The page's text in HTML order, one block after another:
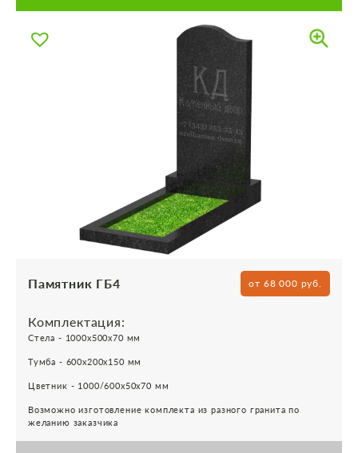
Памятник ГБ4 от 68 000 руб.
Комплектация:
Стела - 1000х500х70 мм
Тумба - 600х200х150 мм
Цветник - 1000/600х50х70 мм
Возможно изготовление комплекта из разного гранита по
желанию заказчика